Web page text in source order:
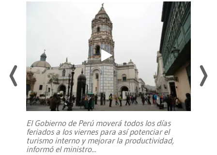
El Gobierno de Perú moverá todos los días
feriados a los viernes para así potenciar el
turismo interno y mejorar la productividad,
informó el ministro...